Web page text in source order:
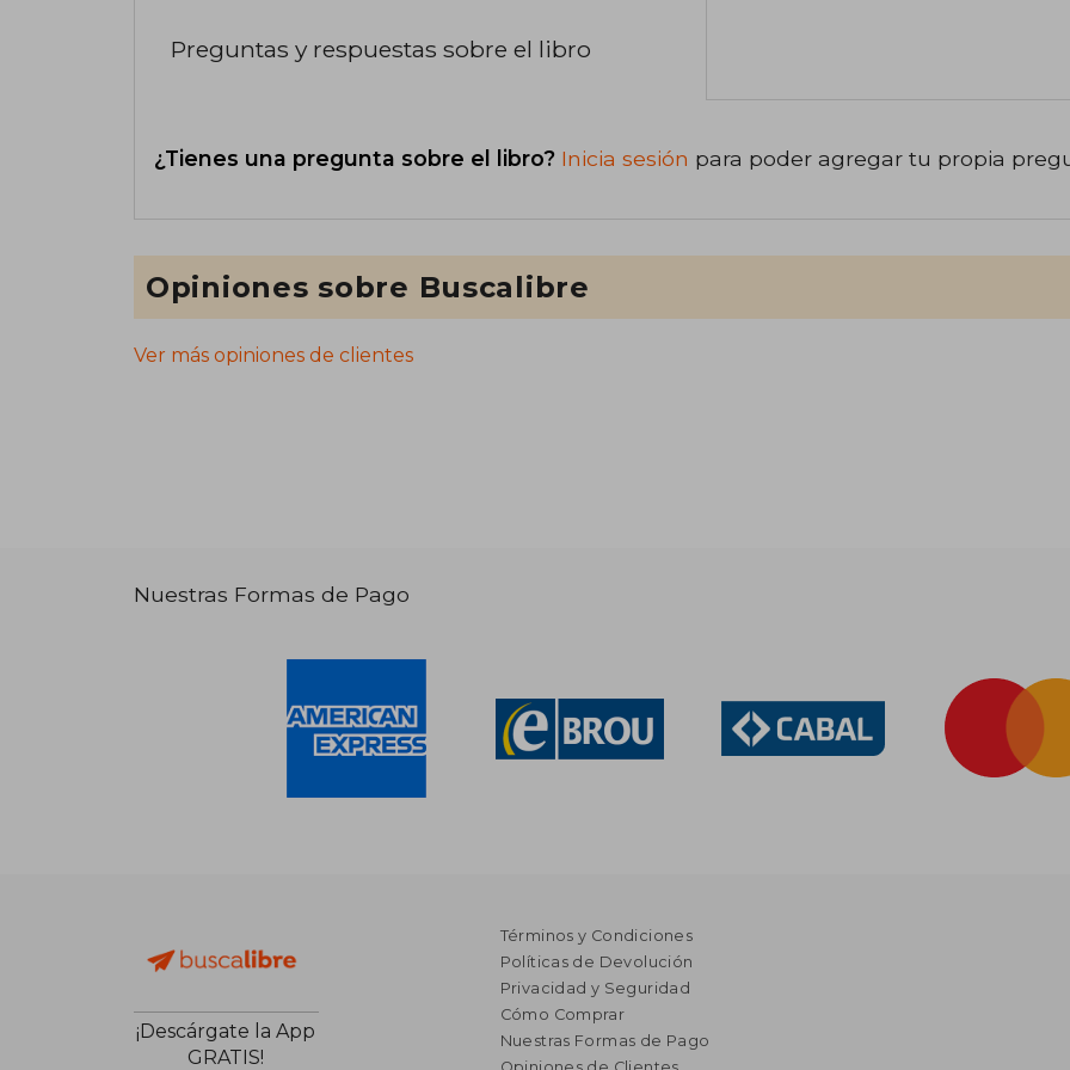
Preguntas y respuestas sobre el libro
¿Tienes una pregunta sobre el libro? Inicia sesión para poder agregar tu propia
Opiniones sobre Buscalibre
Ver más opiniones de clientes
Nuestras Formas de Pago
¡Descárgate la App
GRATIS!
Términos y Condiciones
Políticas de Devolución
Privacidad y Seguridad
Cómo Comprar
Nuestras Formas de Pago